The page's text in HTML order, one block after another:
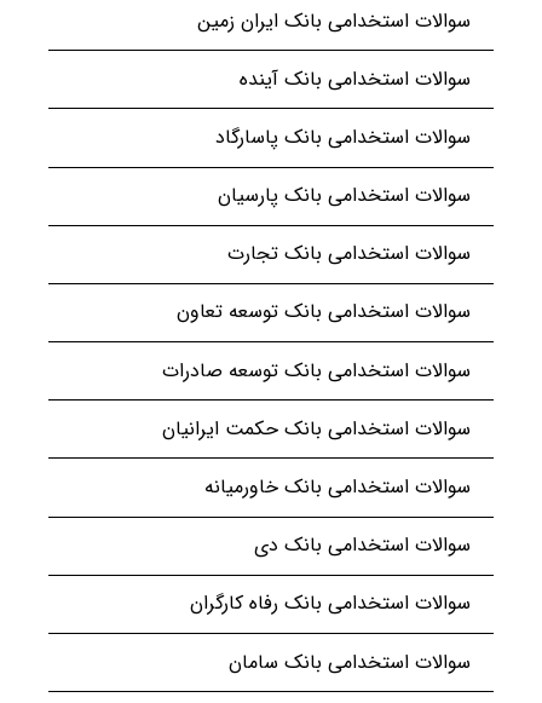
سوالات استخدامی بانک ایران زمین
سوالات استخدامی بانک آینده
سوالات استخدامی بانک پاسارگاد
سوالات استخدامی بانک پارسیان
سوالات استخدامی بانک تجارت
سوالات استخدامی بانک توسعه تعاون
سوالات استخدامی بانک توسعه صادرات
سوالات استخدامی بانک حکمت ایرانیان
سوالات استخدامی بانک خاورمیانه
سوالات استخدامی بانک دی
سوالات استخدامی بانک رفاه کارگران
سوالات استخدامی بانک سامان